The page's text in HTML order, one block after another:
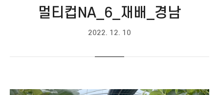
멀티컵NA_6_재배_경남
2022. 12. 10